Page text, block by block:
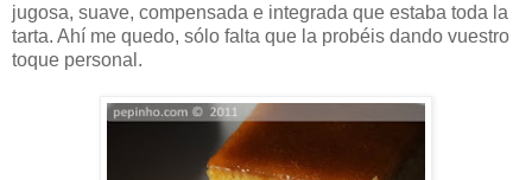
jugosa, suave, compensada e integrada que estaba toda la
tarta. Ahí me quedo, sólo falta que la probéis dando vuestro
toque personal.